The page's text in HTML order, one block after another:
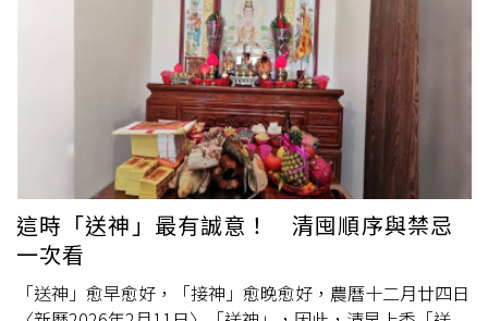
多，吃一次不會再買」、「買過一次，超難吃，害我很生
氣」、「昨天好奇也買了，真的超難吃」、「上次去差點
買，忽然想起有人發文說難吃，趕緊守住錢錢」、「我極少
食物，但這個餐點我吃了幾口後直接丟廚餘」。不過也
有不同看法。嫁到台灣的韓國YouTuber「闆娘歐膩」近日
在影片中分享試吃心得。她在影片中先聞餐點味道，認為氣
味正常，接著品嚐辣炒年糕後表示味道相當不錯，甚至驚呼
「很好吃」，認為整體口味相當接近韓國常見的辣炒年糕。
她也提到，雖然味道稍微偏鹹，但並不誇張，與韓國路邊攤
販售的辣炒年糕相當類似。闆娘歐膩也推測，部分台灣消費
者可能較習慣台式改良的韓式料理口味，因此對較接近韓國
這時「送神」最有誠意！ 清囤順序與禁忌
一次看
「送神」愈早愈好，「接神」愈晚愈好，農曆十二月廿四日